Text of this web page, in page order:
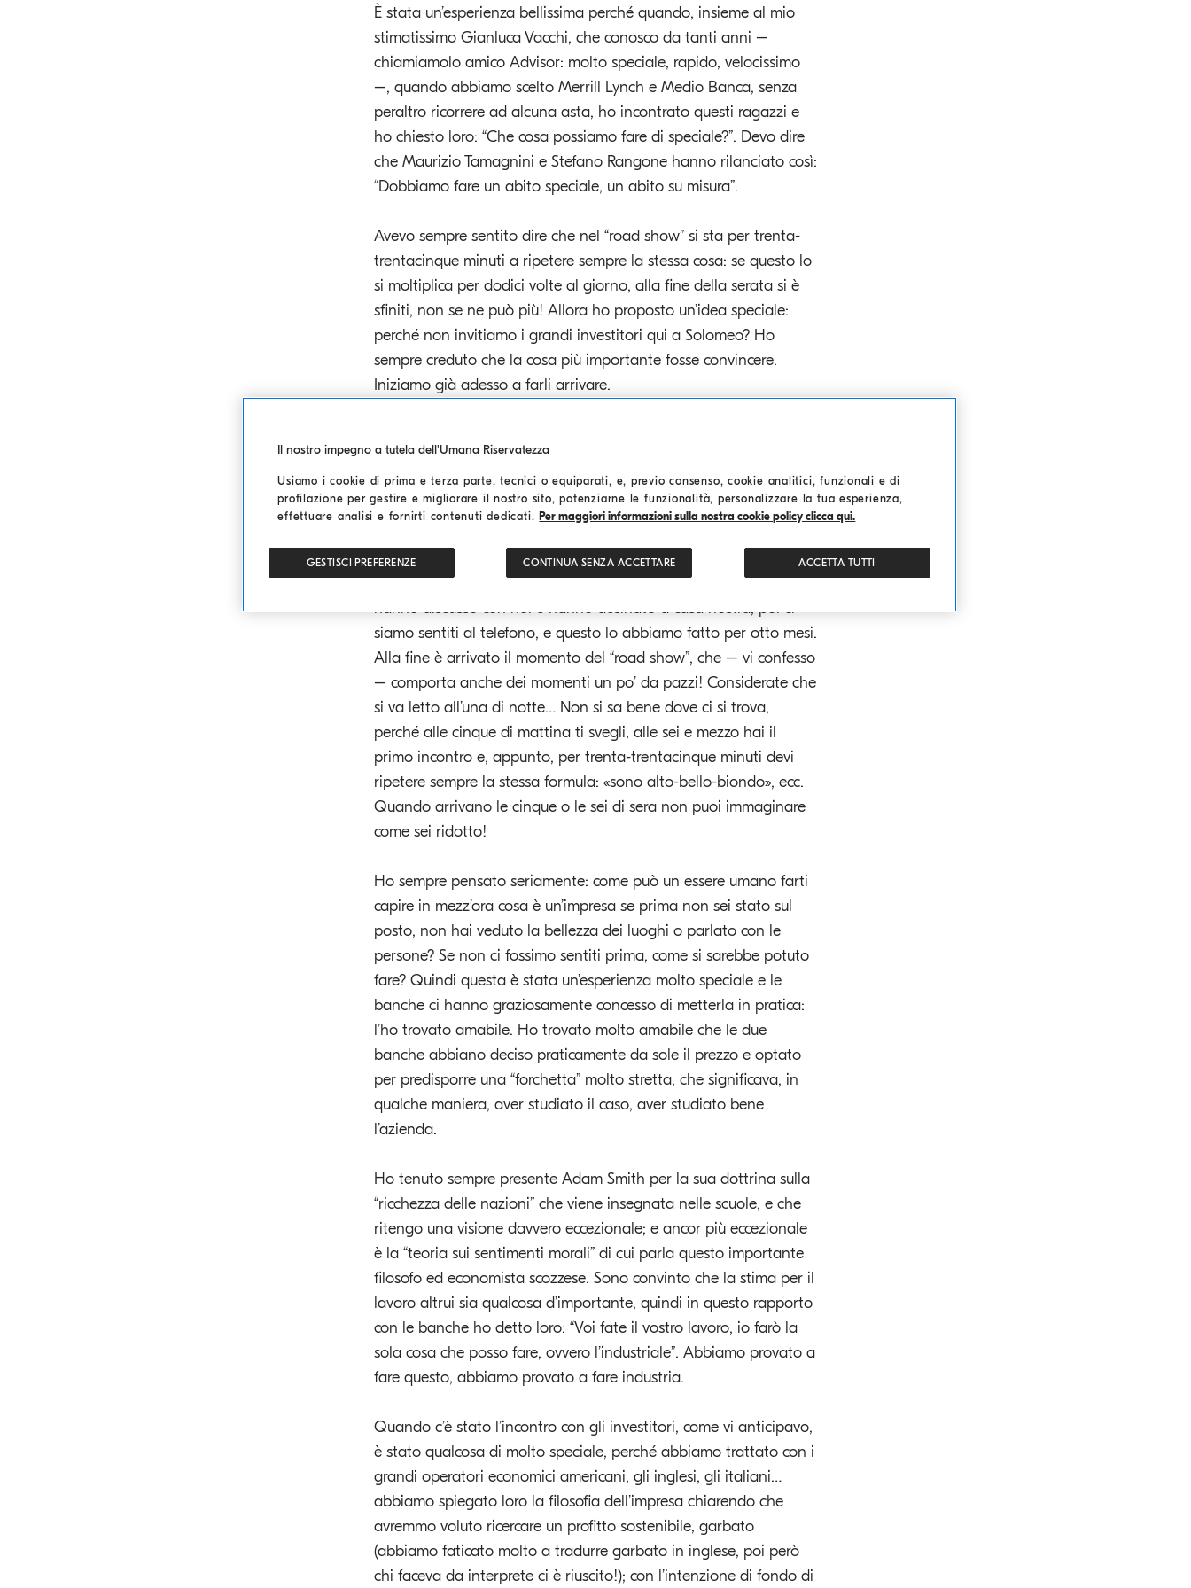
È stata un’esperienza bellissima perché quando, insieme al mio
stimatissimo Gianluca Vacchi, che conosco da tanti anni –
chiamiamolo amico Advisor: molto speciale, rapido, velocissimo
–, quando abbiamo scelto Merrill Lynch e Medio Banca, senza
peraltro ricorrere ad alcuna asta, ho incontrato questi ragazzi e
ho chiesto loro: “Che cosa possiamo fare di speciale?”. Devo dire
che Maurizio Tamagnini e Stefano Rangone hanno rilanciato così:
“Dobbiamo fare un abito speciale, un abito su misura”.
Avevo sempre sentito dire che nel “road show” si sta per trenta-
trentacinque minuti a ripetere sempre la stessa cosa: se questo lo
si moltiplica per dodici volte al giorno, alla fine della serata si è
sfiniti, non se ne può più! Allora ho proposto un’idea speciale:
perché non invitiamo i grandi investitori qui a Solomeo? Ho
sempre creduto che la cosa più importante fosse convincere.
Iniziamo già adesso a farli arrivare.
fatto ricorso per la quotazione in borsa, ovvero la frase per me
affascinante: “Il valore della dignità, Brunello Cucinelli si quota
alla Borsa italiana”.
Gli investitori sono venuti a Solomeo, abbiamo iniziato a
settembre: sono arrivati, sono stati con noi, hanno visto l’azienda,
hanno discusso con noi e hanno desinato a casa nostra; poi ci
siamo sentiti al telefono, e questo lo abbiamo fatto per otto mesi.
Alla fine è arrivato il momento del “road show”, che – vi confesso
– comporta anche dei momenti un po’ da pazzi! Considerate che
si va letto all’una di notte… Non si sa bene dove ci si trova,
perché alle cinque di mattina ti svegli, alle sei e mezzo hai il
primo incontro e, appunto, per trenta-trentacinque minuti devi
ripetere sempre la stessa formula: «sono alto-bello-biondo», ecc.
Quando arrivano le cinque o le sei di sera non puoi immaginare
come sei ridotto!
Ho sempre pensato seriamente: come può un essere umano farti
capire in mezz’ora cosa è un’impresa se prima non sei stato sul
posto, non hai veduto la bellezza dei luoghi o parlato con le
persone? Se non ci fossimo sentiti prima, come si sarebbe potuto
fare? Quindi questa è stata un’esperienza molto speciale e le
banche ci hanno graziosamente concesso di metterla in pratica:
l’ho trovato amabile. Ho trovato molto amabile che le due
banche abbiano deciso praticamente da sole il prezzo e optato
per predisporre una “forchetta” molto stretta, che significava, in
qualche maniera, aver studiato il caso, aver studiato bene
l’azienda.
Ho tenuto sempre presente Adam Smith per la sua dottrina sulla
“ricchezza delle nazioni” che viene insegnata nelle scuole, e che
ritengo una visione davvero eccezionale; e ancor più eccezionale
è la “teoria sui sentimenti morali” di cui parla questo importante
filosofo ed economista scozzese. Sono convinto che la stima per il
lavoro altrui sia qualcosa d’importante, quindi in questo rapporto
con le banche ho detto loro: “Voi fate il vostro lavoro, io farò la
sola cosa che posso fare, ovvero l’industriale”. Abbiamo provato a
fare questo, abbiamo provato a fare industria.
Quando c’è stato l’incontro con gli investitori, come vi anticipavo,
è stato qualcosa di molto speciale, perché abbiamo trattato con i
grandi operatori economici americani, gli inglesi, gli italiani…
abbiamo spiegato loro la filosofia dell’impresa chiarendo che
avremmo voluto ricercare un profitto sostenibile, garbato
(abbiamo faticato molto a tradurre garbato in inglese, poi però
chi faceva da interprete ci è riuscito!); con l’intenzione di fondo di
Il nostro impegno a tutela dell'Umana Riservatezza
Usiamo i cookie di prima e terza parte, tecnici o equiparati, e, previo consenso, cookie analitici, funzionali e di
profilazione per gestire e migliorare il nostro sito, potenziarne le funzionalità, personalizzare la tua esperienza,
effettuare analisi e fornirti contenuti dedicati. Per maggiori informazioni sulla nostra cookie policy clicca qui.
CONTINUA SENZA ACCETTARE ACCETTA TUTTI
GESTISCI PREFERENZE